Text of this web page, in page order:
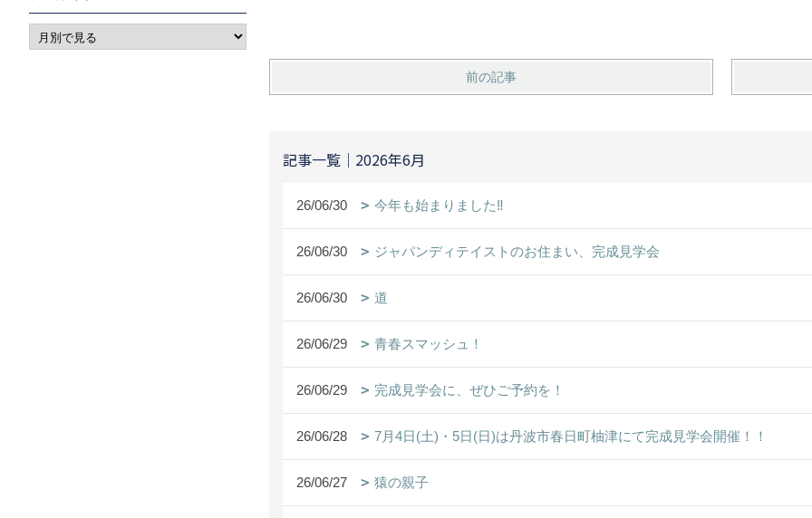
前の記事
記事一覧｜2026年6月
26/06/30 今年も始まりました‼
26/06/30 ジャパンディテイストのお住まい、完成見学会
26/06/30 道
26/06/29 青春スマッシュ！
26/06/29 完成見学会に、ぜひご予約を！
26/06/28 7月4日(土)・5日(日)は丹波市春日町柚津にて完成見学会開催！！
26/06/27 猿の親子